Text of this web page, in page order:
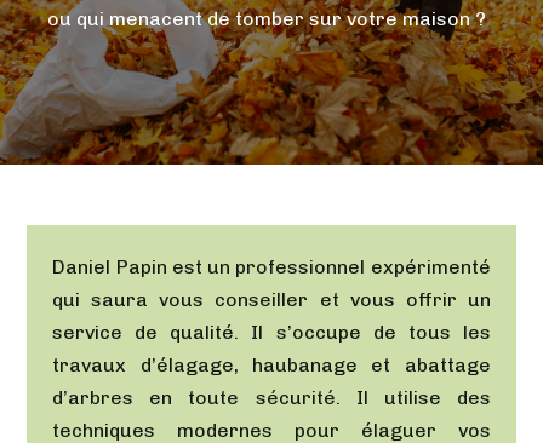
ou qui menacent de tomber sur votre maison ?
Daniel Papin est un professionnel expérimenté
qui saura vous conseiller et vous offrir un
service de qualité. Il s’occupe de tous les
travaux d’élagage, haubanage et abattage
d’arbres en toute sécurité. Il utilise des
techniques modernes pour élaguer vos